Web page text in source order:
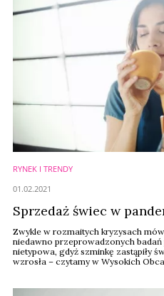
RYNEK I TRENDY
Sprzedaż świec w
Zwykle w rozmaitych kryzysach
niedawno przeprowadzonych
nietypowa, gdyż szminkę zastąpiły
wzrosła – czytamy w Wysokich
01.02.2021